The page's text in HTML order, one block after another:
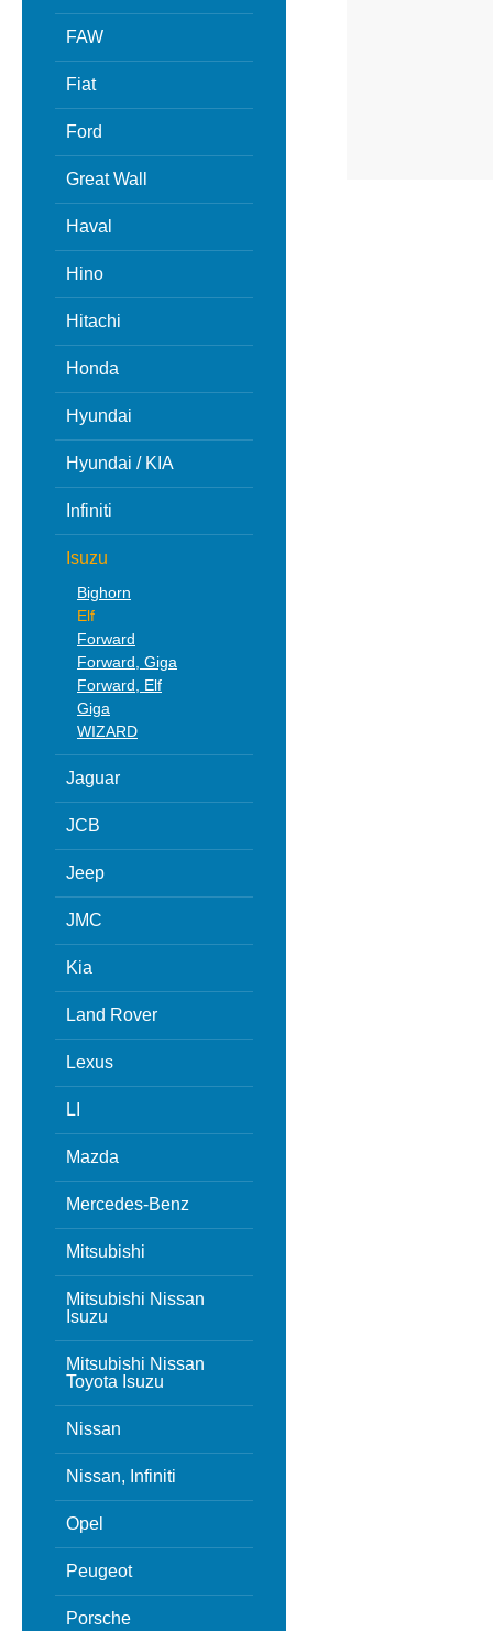
FAW
Fiat
Ford
Great Wall
Haval
Hino
Hitachi
Honda
Hyundai
Hyundai / KIA
Infiniti
Isuzu
Bighorn
Elf
Forward
Forward, Giga
Forward, Elf
Giga
WIZARD
Jaguar
JCB
Jeep
JMC
Kia
Land Rover
Lexus
LI
Mazda
Mercedes-Benz
Mitsubishi
Mitsubishi Nissan
Isuzu
Mitsubishi Nissan
Toyota Isuzu
Nissan
Nissan, Infiniti
Opel
Peugeot
Porsche